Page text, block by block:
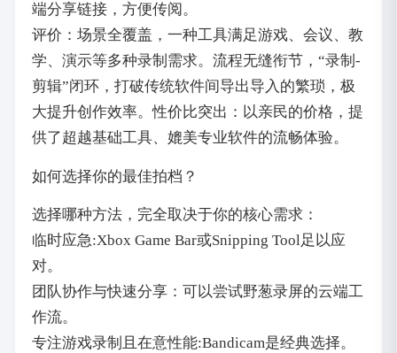
端分享链接，方便传阅。
评价：场景全覆盖，一种工具满足游戏、会议、教
学、演示等多种录制需求。流程无缝衔节，“录制-
剪辑”闭环，打破传统软件间导出导入的繁琐，极
大提升创作效率。性价比突出：以亲民的价格，提
供了超越基础工具、媲美专业软件的流畅体验。
如何选择你的最佳拍档？
选择哪种方法，完全取决于你的核心需求：
临时应急:Xbox Game Bar或Snipping Tool足以应
对。
团队协作与快速分享：可以尝试野葱录屏的云端工
作流。
专注游戏录制且在意性能:Bandicam是经典选择。